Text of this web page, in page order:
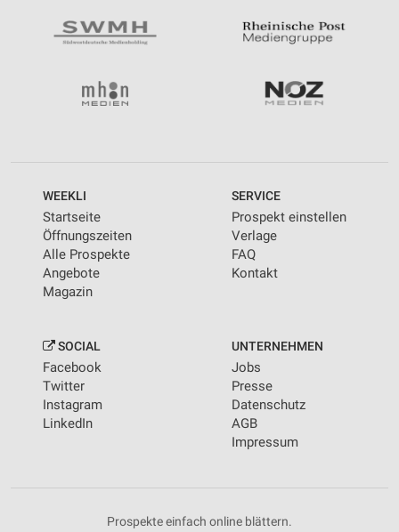
WEEKLI
Startseite
Öffnungszeiten
Alle Prospekte
Angebote
Magazin
SERVICE
Prospekt einstellen
Verlage
FAQ
Kontakt
SOCIAL
Facebook
Twitter
Instagram
LinkedIn
UNTERNEHMEN
Jobs
Presse
Datenschutz
AGB
Impressum
Prospekte einfach online blättern.